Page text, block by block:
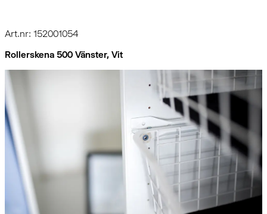
Art.nr: 152001054
Rollerskena 500 Vänster, Vit